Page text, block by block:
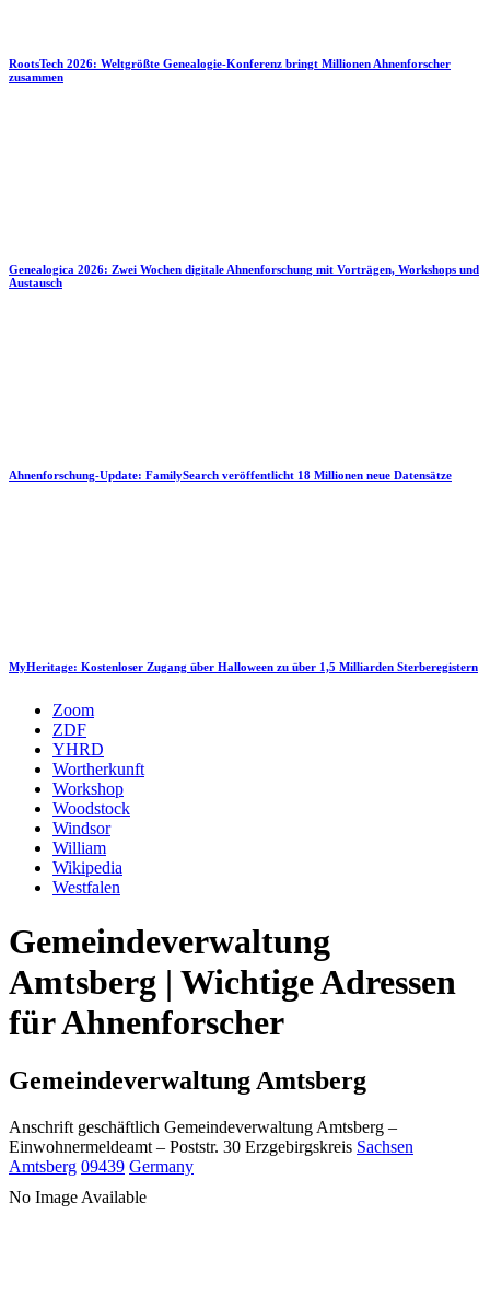
RootsTech 2026: Weltgrößte Genealogie-Konferenz bringt Millionen Ahnenforscher
zusammen
Genealogica 2026: Zwei Wochen digitale Ahnenforschung mit Vorträgen, Workshops und
Austausch
Ahnenforschung-Update: FamilySearch veröffentlicht 18 Millionen neue Datensätze
MyHeritage: Kostenloser Zugang über Halloween zu über 1,5 Milliarden Sterberegistern
Zoom
ZDF
YHRD
Wortherkunft
Workshop
Woodstock
Windsor
William
Wikipedia
Westfalen
Gemeindeverwaltung
Amtsberg | Wichtige Adressen
für Ahnenforscher
Gemeindeverwaltung Amtsberg
Anschrift geschäftlich Gemeindeverwaltung Amtsberg –
Einwohnermeldeamt – Poststr. 30 Erzgebirgskreis Sachsen
Amtsberg 09439 Germany
No Image Available